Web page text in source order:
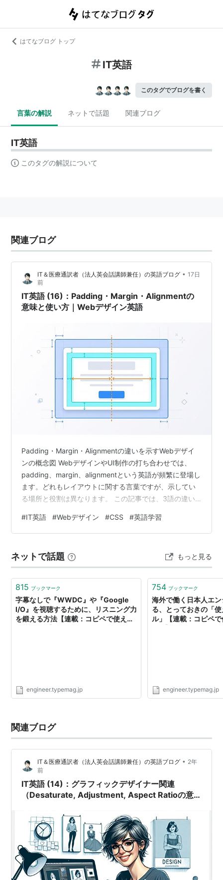
はてなブログ トップ
IT英語
このタグでブログを書く
言葉の解説 ネットで話題 関連ブログ
IT英語
このタグの解説について
関連ブログ
IT＆医療通訳者（法人英会話講師兼任）の英語ブログ • 17日
前
IT英語 (16)：Padding・Margin・Alignmentの
意味と使い方｜Webデザイン英語
Padding・Margin・Alignmentの違いを示すWebデザイ
ンの概念図 WebデザインやUI制作の打ち合わせでは、
padding、margin、alignmentという英語が頻繁に登場し
ます。どれもレイアウトに関する言葉ですが、示してい
る場所と役割は異なります。 この記事では、3語の違い
分かりやすく整理します。 Padding・Margin・
Alignmentの違いを先に確認 単語 日本語の意味 覚え方
の外側の余白 要素と周囲の間 alignment 配置・整列…
#IT英語 #Webデザイン #CSS #英語学習
ネットで話題 もっと見る
815 ブックマーク
字幕なしで『WWDC』や『Google
I/O』を視聴するために、リスニング力
を鍛える方法【連載：コピペで使える
engineer.typemag.jp
754 ブックマーク
海外で働く日本人エ
る、とっておきの「
ル」【連載：コピペ
engineer.typemag.jp
関連ブログ
IT＆医療通訳者（法人英会話講師兼任）の英語ブログ • 2年
前
IT英語 (14)：グラフィックデザイナー関連
（Desaturate, Adjustment, Aspect Ratioの意